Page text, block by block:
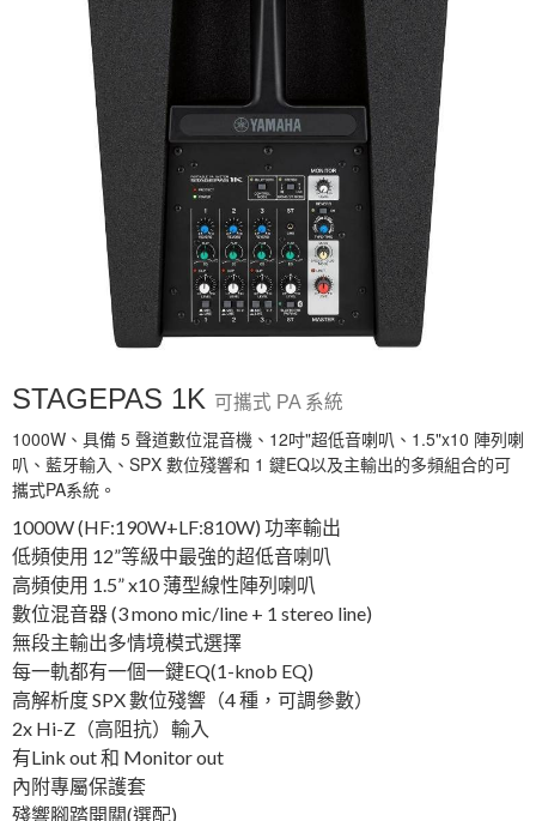
STAGEPAS 1K 可攜式 PA 系統
1000W、具備 5 聲道數位混音機、12吋"超低音喇叭、1.5"x10 陣列喇
叭、藍牙輸入、SPX 數位殘響和 1 鍵EQ以及主輸出的多頻組合的可
攜式PA系統。
1000W (HF:190W+LF:810W) 功率輸出
低頻使用 12”等級中最強的超低音喇叭
高頻使用 1.5” x10 薄型線性陣列喇叭
數位混音器 (3 mono mic/line + 1 stereo line)
無段主輸出多情境模式選擇
每一軌都有一個一鍵EQ(1-knob EQ)
高解析度 SPX 數位殘響（4 種，可調參數）
2x Hi-Z（高阻抗）輸入
有Link out 和 Monitor out
內附專屬保護套
殘響腳踏開關(選配)